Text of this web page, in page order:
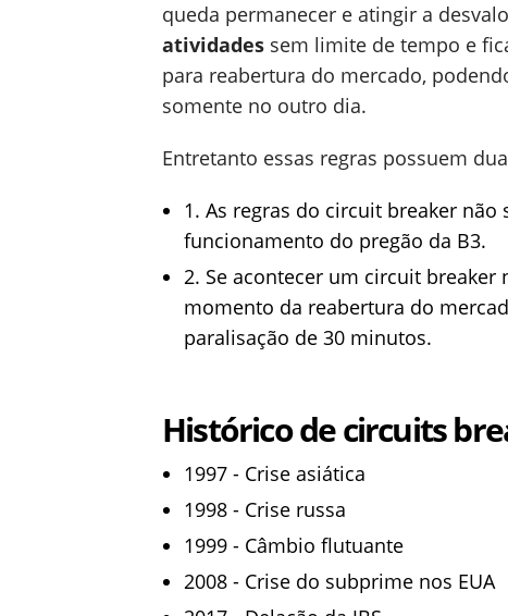
queda permanecer e atingir a
atividades sem limite de tempo e
para reabertura do mercado,
somente no outro dia.
Entretanto essas regras possuem
1. As regras do circuit breaker
funcionamento do pregão da B3.
2. Se acontecer um circuit
momento da reabertura do
paralisação de 30 minutos.
Histórico de circuits
1997 - Crise asiática
1998 - Crise russa
1999 - Câmbio flutuante
2008 - Crise do subprime nos EUA